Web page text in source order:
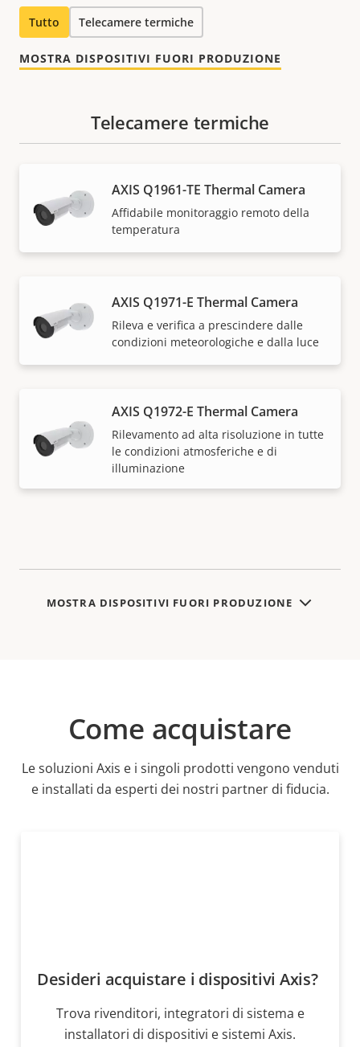
Tutto Telecamere termiche
MOSTRA DISPOSITIVI FUORI PRODUZIONE
Telecamere termiche
AXIS Q1961-TE Thermal Camera
Affidabile monitoraggio remoto della
temperatura
AXIS Q1971-E Thermal Camera
Rileva e verifica a prescindere dalle
condizioni meteorologiche e dalla luce
AXIS Q1972-E Thermal Camera
Rilevamento ad alta risoluzione in tutte
le condizioni atmosferiche e di
illuminazione
MOSTRA DISPOSITIVI FUORI PRODUZIONE
Come acquistare
Le soluzioni Axis e i singoli prodotti vengono venduti
e installati da esperti dei nostri partner di fiducia.
Desideri acquistare i dispositivi Axis?
Trova rivenditori, integratori di sistema e
installatori di dispositivi e sistemi Axis.